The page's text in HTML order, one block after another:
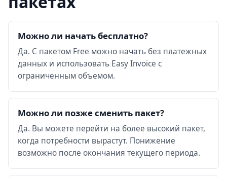
Можно ли начать бесплатно?
Да. С пакетом Free можно начать без платежных
данных и использовать Easy Invoice с
ограниченным объемом.
Можно ли позже сменить пакет?
Да. Вы можете перейти на более высокий пакет,
когда потребности вырастут. Понижение
возможно после окончания текущего периода.